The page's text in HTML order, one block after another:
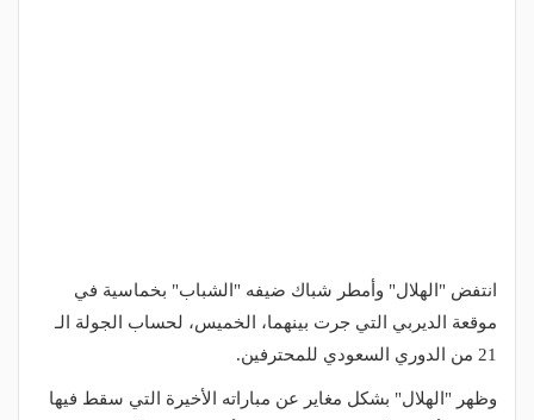
انتفض "الهلال" وأمطر شباك ضيفه "الشباب" بخماسية في
موقعة الديربي التي جرت بينهما، الخميس، لحساب الجولة الـ
21 من الدوري السعودي للمحترفين.
وظهر "الهلال" بشكل مغاير عن مباراته الأخيرة التي سقط فيها